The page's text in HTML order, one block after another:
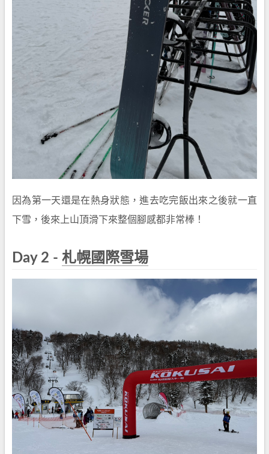
因為第一天還是在熱身狀態，進去吃完飯出來之後就一直
下雪，後來上山頂滑下來整個腳感都非常棒！
Day 2 - 札幌國際雪場